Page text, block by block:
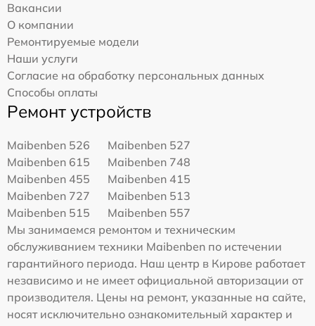
Вакансии
О компании
Ремонтируемые модели
Наши услуги
Согласие на обработку персональных данных
Способы оплаты
Ремонт устройств
Maibenben 526
Maibenben 527
Maibenben 615
Maibenben 748
Maibenben 455
Maibenben 415
Maibenben 727
Maibenben 513
Maibenben 515
Maibenben 557
Мы занимаемся ремонтом и техническим
обслуживанием техники Maibenben по истечении
гарантийного периода. Наш центр в Кирове работает
независимо и не имеет официальной авторизации от
производителя. Цены на ремонт, указанные на сайте,
носят исключительно ознакомительный характер и